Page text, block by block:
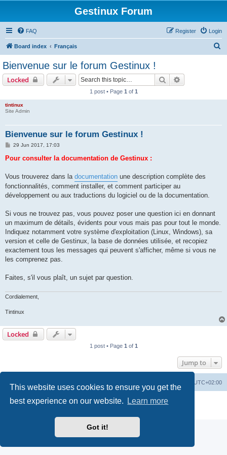
This website uses cookies to ensure you get the
best experience on our website.
Learn more
Got it!
Gestinux Forum
FAQ Login
Register
Board index Français
Bienvenue sur le forum Gestinux !
Locked Search
1 post • Page 1 of 1
tintinux
Site Admin
Bienvenue sur le forum Gestinux !
P
s
29 Jun 2017, 17:03
Pour consulter la documentation de Gestinux :
Vous trouverez dans la documentation une description complète des
fonctionnalités, comment installer, et comment participer au
développement ou aux traductions du logiciel ou de la documentation.
Si vous ne trouvez pas, vous pouvez poser une question ici en donnant
un maximum de détails, évidents pour vous mais pas pour tout le monde.
Indiquez notamment votre système d'exploitation (Linux, Windows), sa
version et celle de Gestinux, la base de données utilisée, et recopiez
exactement tous les messages qui peuvent s'afficher, même si vous ne
les comprenez pas.
Faites, s'il vous plaît, un sujet par question.
Cordialement,
Tintinux
Locked
1 post • Page 1 of 1
Jump to
UTC+02:00
Powered by phpBB® Forum Software © phpBB Limited